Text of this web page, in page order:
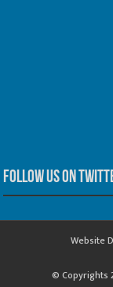
Follow us on
Website
© Copyrights